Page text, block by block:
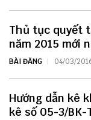
Thủ tục quyết
năm 2015 mới
BÀI ĐĂNG 04/03/
Hướng dẫn kê
kê số 05-3/BK-